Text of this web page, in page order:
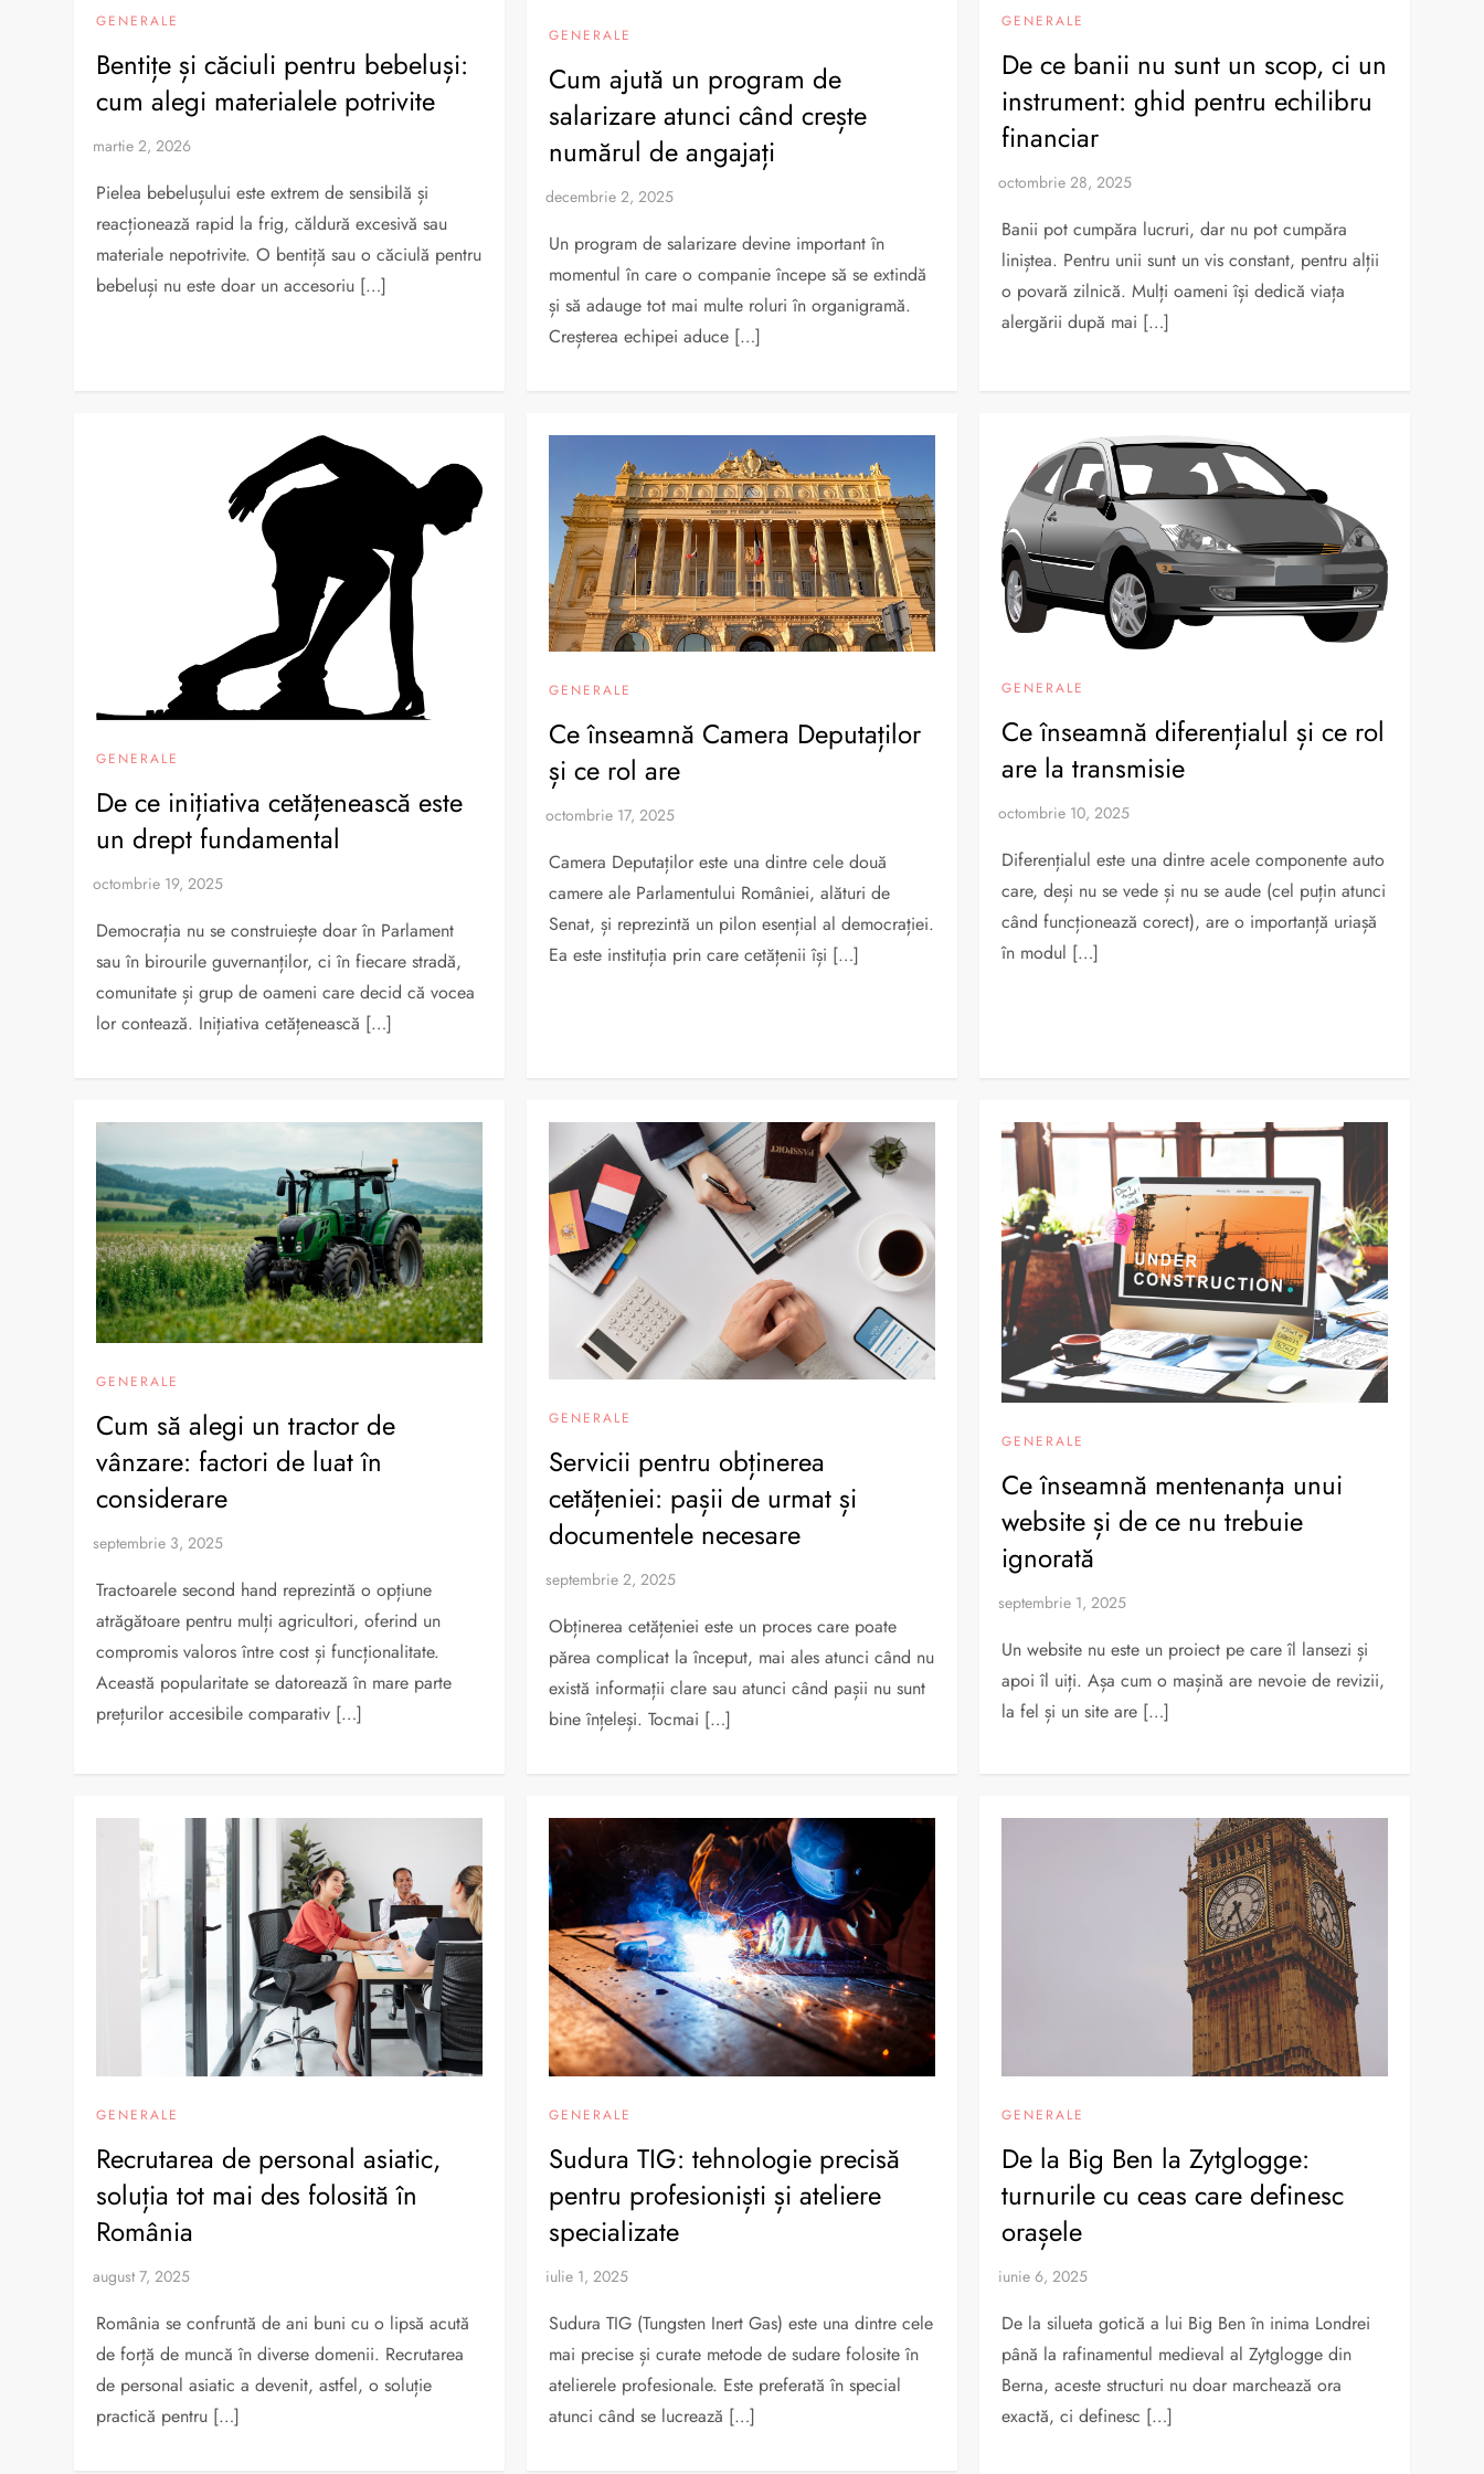
GENERALE
Bentițe și căciuli pentru bebeluși:
cum alegi materialele potrivite
Pielea bebelușului este extrem de sensibilă și
reacționează rapid la frig, căldură excesivă sau
materiale nepotrivite. O bentiță sau o căciulă pentru
bebeluși nu este doar un accesoriu […]
GENERALE
Cum ajută un program de
salarizare atunci când crește
numărul de angajați
Un program de salarizare devine important în
momentul în care o companie începe să se extindă
și să adauge tot mai multe roluri în organigramă.
Creșterea echipei aduce […]
GENERALE
De ce banii nu sunt un scop, ci un
instrument: ghid pentru echilibru
financiar
Banii pot cumpăra lucruri, dar nu pot cumpăra
liniștea. Pentru unii sunt un vis constant, pentru alții
o povară zilnică. Mulți oameni își dedică viața
alergării după mai […]
GENERALE
De ce inițiativa cetățenească este
un drept fundamental
Democrația nu se construiește doar în Parlament
sau în birourile guvernanților, ci în fiecare stradă,
comunitate și grup de oameni care decid că vocea
lor contează. Inițiativa cetățenească […]
GENERALE
Ce înseamnă Camera Deputaților
și ce rol are
Camera Deputaților este una dintre cele două
camere ale Parlamentului României, alături de
Senat, și reprezintă un pilon esențial al democrației.
Ea este instituția prin care cetățenii își […]
GENERALE
Ce înseamnă diferențialul și ce rol
are la transmisie
Diferențialul este una dintre acele componente auto
care, deși nu se vede și nu se aude (cel puțin atunci
când funcționează corect), are o importanță uriașă
în modul […]
GENERALE
Cum să alegi un tractor de
vânzare: factori de luat în
considerare
Tractoarele second hand reprezintă o opțiune
atrăgătoare pentru mulți agricultori, oferind un
compromis valoros între cost și funcționalitate.
Această popularitate se datorează în mare parte
prețurilor accesibile comparativ […]
GENERALE
Servicii pentru obținerea
cetățeniei: pașii de urmat și
documentele necesare
Obținerea cetățeniei este un proces care poate
părea complicat la început, mai ales atunci când nu
există informații clare sau atunci când pașii nu sunt
bine înțeleși. Tocmai […]
GENERALE
Ce înseamnă mentenanța unui
website și de ce nu trebuie
ignorată
Un website nu este un proiect pe care îl lansezi și
apoi îl uiți. Așa cum o mașină are nevoie de revizii,
la fel și un site are […]
GENERALE
Recrutarea de personal asiatic,
soluția tot mai des folosită în
România
România se confruntă de ani buni cu o lipsă acută
de forță de muncă în diverse domenii. Recrutarea
de personal asiatic a devenit, astfel, o soluție
practică pentru […]
GENERALE
Sudura TIG: tehnologie precisă
pentru profesioniști și ateliere
specializate
Sudura TIG (Tungsten Inert Gas) este una dintre cele
mai precise și curate metode de sudare folosite în
atelierele profesionale. Este preferată în special
atunci când se lucrează […]
GENERALE
De la Big Ben la Zytglogge:
turnurile cu ceas care definesc
orașele
De la silueta gotică a lui Big Ben în inima Londrei
până la rafinamentul medieval al Zytglogge din
Berna, aceste structuri nu doar marchează ora
exactă, ci definesc […]